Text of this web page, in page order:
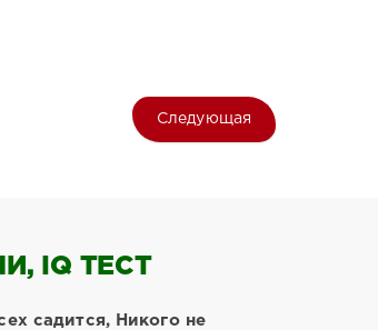
Следующая
IQ ТЕСТ
садится, Никого не